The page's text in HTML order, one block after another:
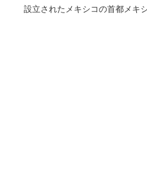
設立されたメキシコの首都メキ